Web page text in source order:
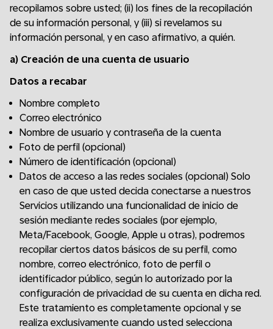
recopilamos sobre usted; (ii) los fines de la recopilación
de su información personal, y (iii) si revelamos su
información personal, y en caso afirmativo, a quién.
a) Creación de una cuenta de usuario
Datos a recabar
Nombre completo
Correo electrónico
Nombre de usuario y contraseña de la cuenta
Foto de perfil (opcional)
Número de identificación (opcional)
Datos de acceso a las redes sociales (opcional) Solo
en caso de que usted decida conectarse a nuestros
Servicios utilizando una funcionalidad de inicio de
sesión mediante redes sociales (por ejemplo,
Meta/Facebook, Google, Apple u otras), podremos
recopilar ciertos datos básicos de su perfil, como
nombre, correo electrónico, foto de perfil o
identificador público, según lo autorizado por la
configuración de privacidad de su cuenta en dicha red.
Este tratamiento es completamente opcional y se
realiza exclusivamente cuando usted selecciona